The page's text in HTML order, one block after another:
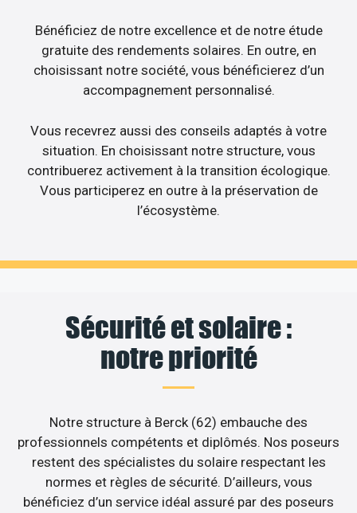
Bénéficiez de notre excellence et de notre étude
gratuite des rendements solaires. En outre, en
choisissant notre société, vous bénéficierez d’un
accompagnement personnalisé.
Vous recevrez aussi des conseils adaptés à votre
situation. En choisissant notre structure, vous
contribuerez activement à la transition écologique.
Vous participerez en outre à la préservation de
l’écosystème.
Sécurité et solaire :
notre priorité
Notre structure à Berck (62) embauche des
professionnels compétents et diplômés. Nos poseurs
restent des spécialistes du solaire respectant les
normes et règles de sécurité. D’ailleurs, vous
bénéficiez d’un service idéal assuré par des poseurs